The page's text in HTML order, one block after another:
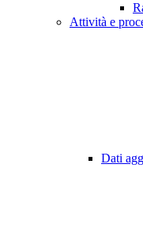
Attività e
Dati